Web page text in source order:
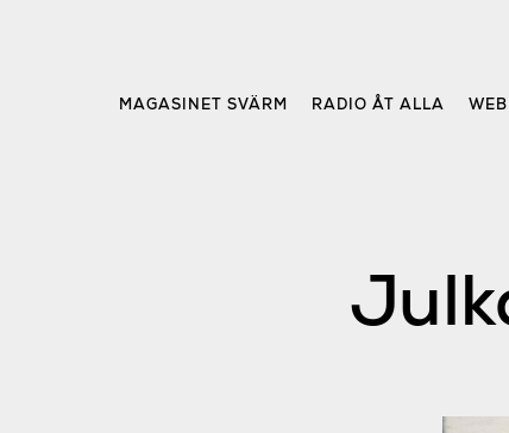
MAGASINET SVÄRM RADIO ÅT ALLA